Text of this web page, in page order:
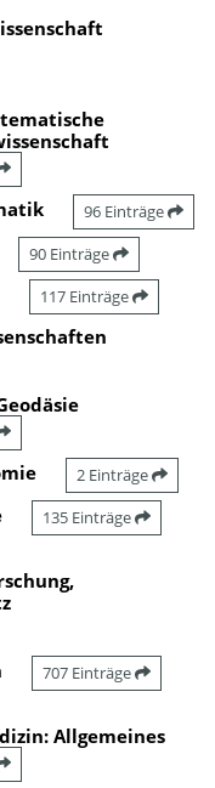
96 Einträge
90 Einträge
117 Einträge
2 Einträge
135 Einträge
707 Einträge
Allgemeines